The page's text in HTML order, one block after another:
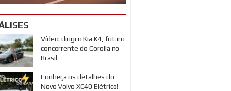
Vídeo: dirigi o Kia K4, futuro
concorrente do Corolla no
Brasil
Conheça os detalhes do
Novo Volvo XC40 Elétrico!